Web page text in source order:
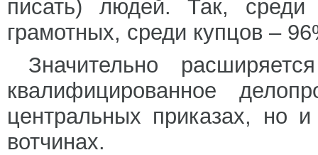
писать) людей. Так, среди
грамотных, среди купцов –
Значительно
квалифицированное
центральных приказах, но
вотчинах.